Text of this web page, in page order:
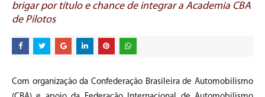
brigar por título e chance de integrar a Academia CBA
de Pilotos
Com organização da Confederação Brasileira de Automobilismo